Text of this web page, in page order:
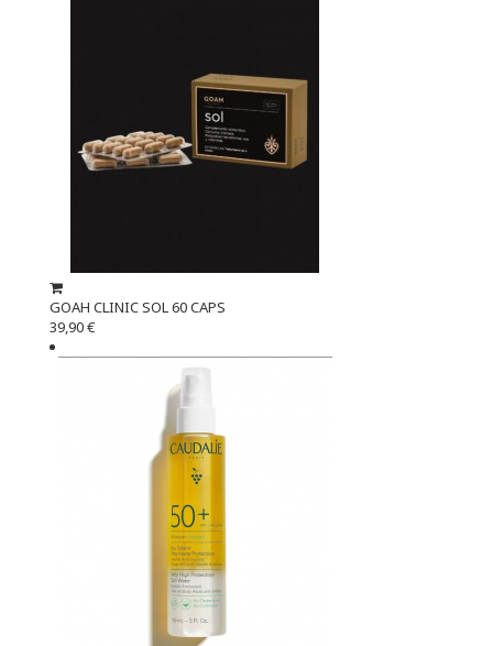
GOAH CLINIC SOL 60 CAPS
39,90 €